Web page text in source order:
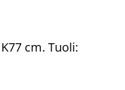
cm. Tuoli: